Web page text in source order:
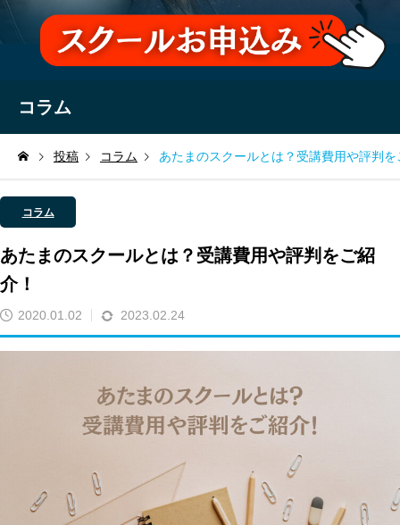
コラム
投稿 コラム あたまのスクールとは？受講費用や評判を
コラム
あたまのスクールとは？受講費用や評判をご紹
介！
2020.01.02 2023.02.24